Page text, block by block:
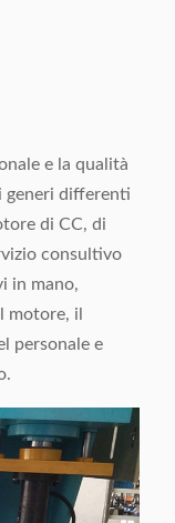
e la qualità
generi differenti
di CC, di
consultivo
in mano,
motore, il
personale e